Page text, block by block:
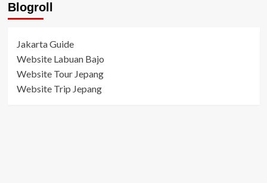
Blogroll
Jakarta Guide
Website Labuan Bajo
Website Tour Jepang
Website Trip Jepang